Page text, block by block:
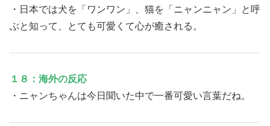
・日本では犬を「ワンワン」、猫を「ニャンニャン」と呼
ぶと知って、とても可愛くて心が癒される。
１８：海外の反応
・ニャンちゃんは今日聞いた中で一番可愛い言葉だね。